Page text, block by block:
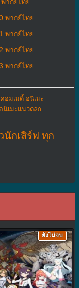
ากย์ไทย
พากย์ไทย
พากย์ไทย
พากย์ไทย
พากย์ไทย
อมเมดี้ อนิเมะ
อนิเมะแนวตลก
นักเสิร์ฟ ทุก
ยังไม่จบ